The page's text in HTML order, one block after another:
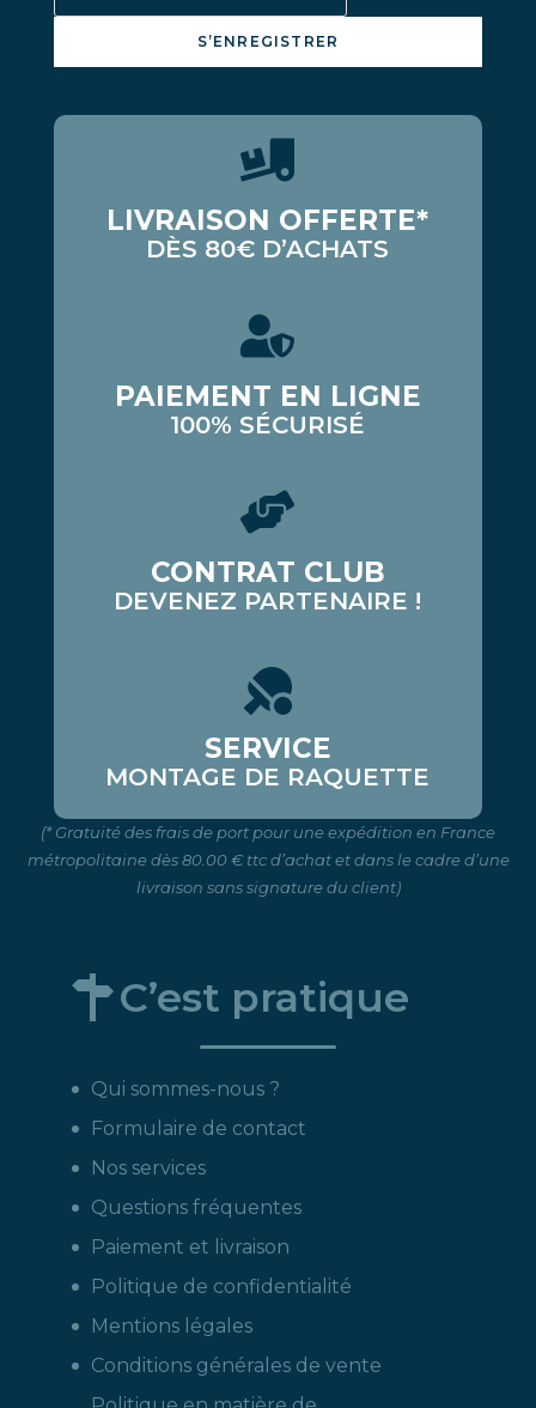
S’ENREGISTRER
LIVRAISON OFFERTE*
DÈS 80€ D’ACHATS
PAIEMENT EN LIGNE
100% SÉCURISÉ
CONTRAT CLUB
DEVENEZ PARTENAIRE !
SERVICE
MONTAGE DE RAQUETTE
(* Gratuité des frais de port pour une expédition en France
métropolitaine dès 80.00 € ttc d’achat et dans le cadre d’une
livraison sans signature du client)
C’est pratique
Qui sommes-nous ?
Formulaire de contact
Nos services
Questions fréquentes
Paiement et livraison
Politique de confidentialité
Mentions légales
Conditions générales de vente